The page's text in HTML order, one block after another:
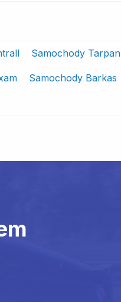
Samochody Tarpan
Samochody Barkas